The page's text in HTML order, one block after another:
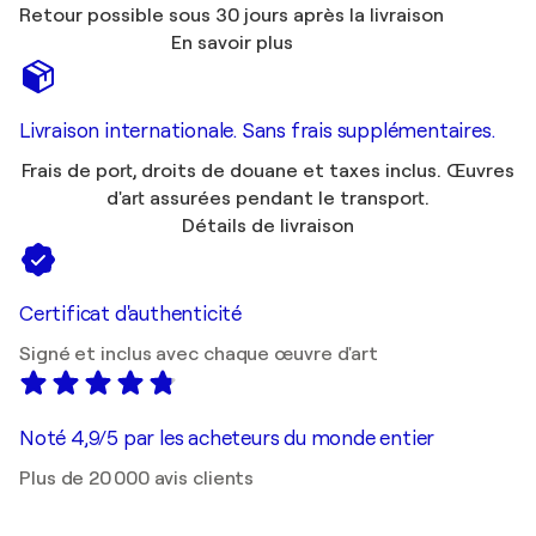
Retour possible sous 30 jours après la livraison
En savoir plus
Livraison internationale. Sans frais supplémentaires.
Frais de port, droits de douane et taxes inclus. Œuvres
d'art assurées pendant le transport.
Détails de livraison
Certificat d'authenticité
Signé et inclus avec chaque œuvre d'art
Noté 4,9/5 par les acheteurs du monde entier
Plus de 20 000 avis clients